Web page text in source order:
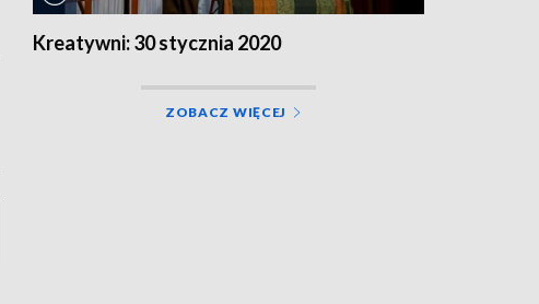
Kreatywni: 30 stycznia 2020
ZOBACZ WIĘCEJ